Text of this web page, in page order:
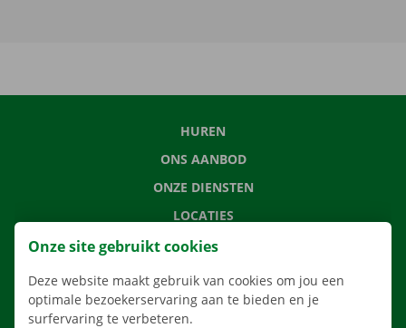
HUREN
ONS AANBOD
ONZE DIENSTEN
LOCATIES
APP
VERHUISOPLOSSINGEN
Onze site gebruikt cookies
Deze website maakt gebruik van cookies om jou een
optimale bezoekerservaring aan te bieden en je
surfervaring te verbeteren.